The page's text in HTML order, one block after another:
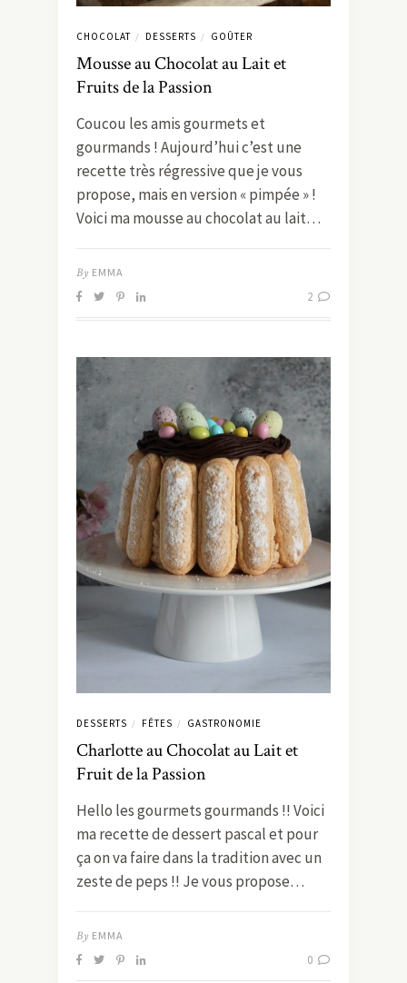
CHOCOLAT / DESSERTS / GOÛTER
Mousse au Chocolat au Lait et
Fruits de la Passion
Coucou les amis gourmets et
gourmands ! Aujourd’hui c’est une
recette très régressive que je vous
propose, mais en version « pimpée » !
Voici ma mousse au chocolat au lait…
By EMMA
2
DESSERTS / FÊTES / GASTRONOMIE
Charlotte au Chocolat au Lait et
Fruit de la Passion
Hello les gourmets gourmands !! Voici
ma recette de dessert pascal et pour
ça on va faire dans la tradition avec un
zeste de peps !! Je vous propose…
By EMMA
0